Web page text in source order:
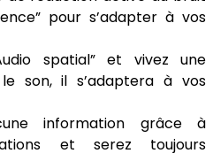
pour s’adapter à vos
spatial” et vivez une
son, il s’adaptera à vos
information grâce à
et serez toujours